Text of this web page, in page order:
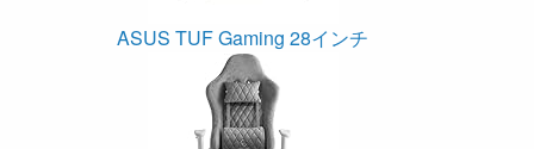
ASUS TUF Gaming 28インチ